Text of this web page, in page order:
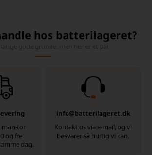
hos batterilageret?
man-tor
og fre
dag.
info@batterilageret.dk
Kontakt os via e-mail, og vi
besvarer så hurtig vi kan.